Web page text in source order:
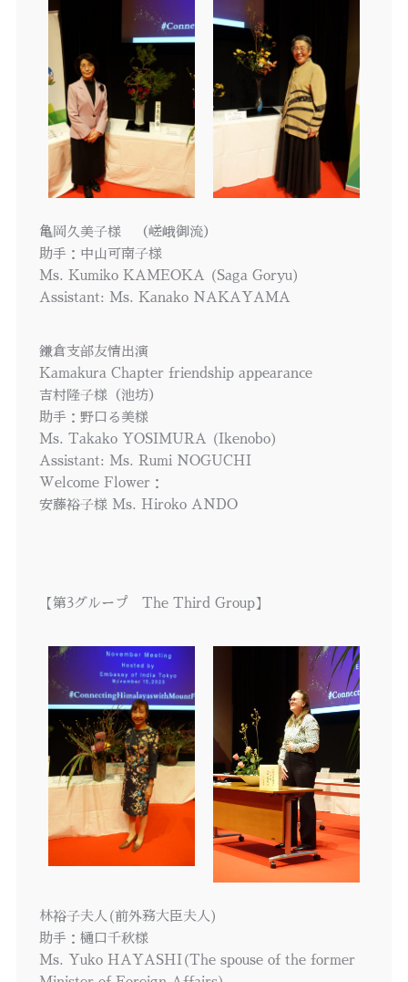
亀岡久美子様 （嵯峨御流）
助手：中山可南子様
Ms. Kumiko KAMEOKA (Saga Goryu)
Assistant: Ms. Kanako NAKAYAMA
鎌倉支部友情出演
Kamakura Chapter friendship appearance
吉村隆子様（池坊）
助手：野口る美様
Ms. Takako YOSIMURA (Ikenobo)
Assistant: Ms. Rumi NOGUCHI
Welcome Flower：
安藤裕子様 Ms. Hiroko ANDO
【第3グループ The Third Group】
林裕子夫人(前外務大臣夫人)
助手：樋口千秋様
Ms. Yuko HAYASHI(The spouse of the former